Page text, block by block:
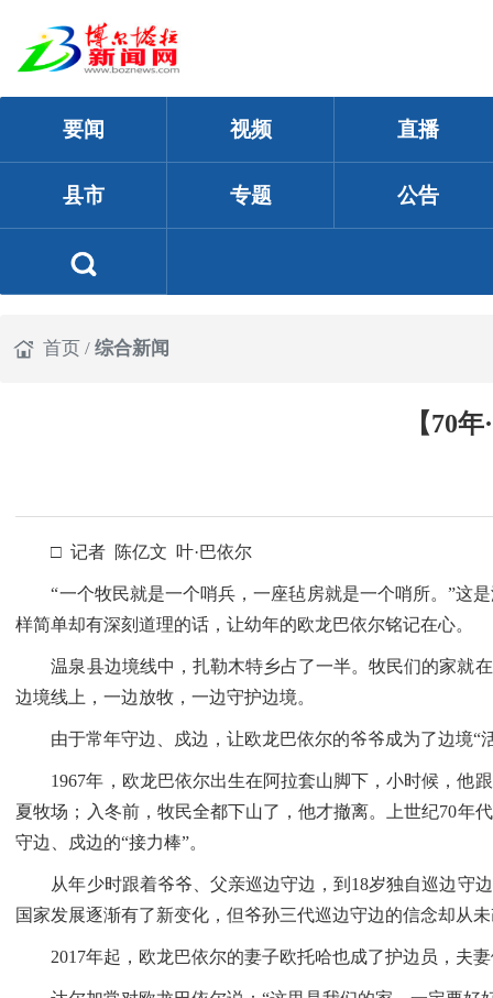
要闻 视频 直播
县市 专题 公告
首页/综合新闻
【70
□ 记者 陈亿文 叶·巴依尔
“一个牧民就是一个哨兵，一座毡房就是一个哨所。”这是
样简单却有深刻道理的话，让幼年的欧龙巴依尔铭记在心。
温泉县边境线中，扎勒木特乡占了一半。牧民们的家就在
边境线上，一边放牧，一边守护边境。
由于常年守边、戍边，让欧龙巴依尔的爷爷成为了边境“
1967年，欧龙巴依尔出生在阿拉套山脚下，小时候，他跟
夏牧场；入冬前，牧民全都下山了，他才撤离。上世纪70年
守边、戍边的“接力棒”。
从年少时跟着爷爷、父亲巡边守边，到18岁独自巡边守
国家发展逐渐有了新变化，但爷孙三代巡边守边的信念却从
2017年起，欧龙巴依尔的妻子欧托哈也成了护边员，夫妻